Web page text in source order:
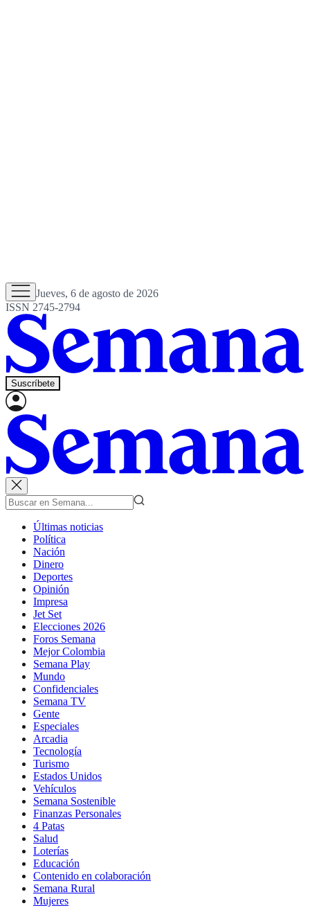
Jueves, 6 de agosto de 2026
ISSN 2745-2794
Suscríbete
Últimas noticias
Política
Nación
Dinero
Deportes
Opinión
Impresa
Jet Set
Elecciones 2026
Foros Semana
Mejor Colombia
Semana Play
Mundo
Confidenciales
Semana TV
Gente
Especiales
Arcadia
Tecnología
Turismo
Estados Unidos
Vehículos
Semana Sostenible
Finanzas Personales
4 Patas
Salud
Loterías
Educación
Contenido en colaboración
Semana Rural
Mujeres